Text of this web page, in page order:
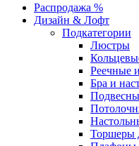
Распродажа %
Дизайн & Лофт
Подкатегории
Люстры
Реечные
Бра и
Торшеры